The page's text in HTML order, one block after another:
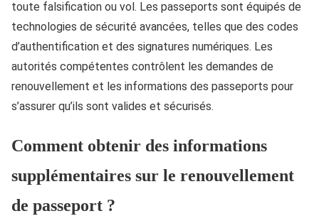
toute falsification ou vol. Les passeports sont équipés de
technologies de sécurité avancées, telles que des codes
d’authentification et des signatures numériques. Les
autorités compétentes contrôlent les demandes de
renouvellement et les informations des passeports pour
s’assurer qu’ils sont valides et sécurisés.
Comment obtenir des informations
supplémentaires sur le renouvellement
de passeport ?